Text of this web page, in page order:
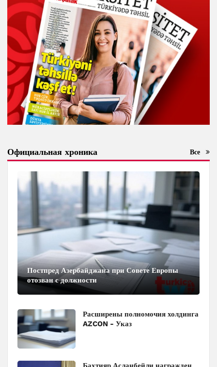
Официальная хроника Все
Постпред Азербайджана при Совете Европы
отозван с должности
Расширены полномочия холдинга
AZCON - Указ